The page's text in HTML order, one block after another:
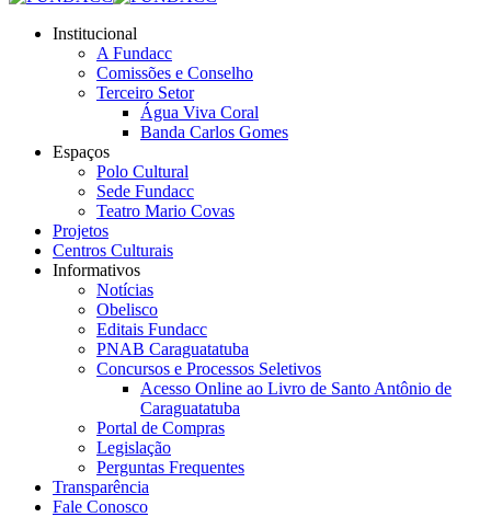
Institucional
A Fundacc
Comissões e Conselho
Terceiro Setor
Água Viva Coral
Banda Carlos Gomes
Espaços
Polo Cultural
Sede Fundacc
Teatro Mario Covas
Projetos
Centros Culturais
Informativos
Notícias
Obelisco
Editais Fundacc
PNAB Caraguatatuba
Concursos e Processos Seletivos
Acesso Online ao Livro de Santo Antônio de
Caraguatatuba
Portal de Compras
Legislação
Perguntas Frequentes
Transparência
Fale Conosco